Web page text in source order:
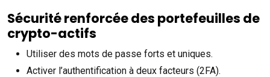
Sécurité renforcée des portefeuilles de
crypto-actifs
Utiliser des mots de passe forts et uniques.
Activer l’authentification à deux facteurs (2FA).